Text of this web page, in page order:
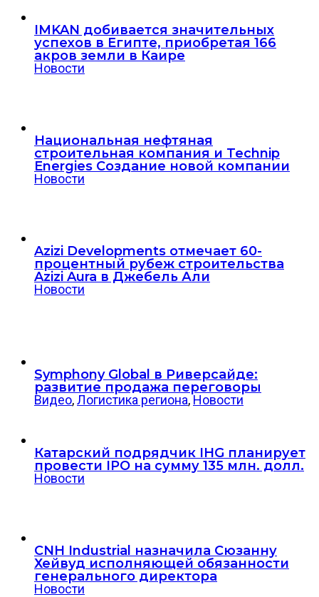
IMKAN добивается значительных
успехов в Египте, приобретая 166
акров земли в Каире
Новости
Национальная нефтяная
строительная компания и Technip
Energies Создание новой компании
Новости
Azizi Developments отмечает 60-
процентный рубеж строительства
Azizi Aura в Джебель Али
Новости
Symphony Global в Риверсайде:
развитие продажа переговоры
Видео,Логистика региона, Новости
Катарский подрядчик IHG планирует
провести IPO на сумму 135 млн. долл.
Новости
CNH Industrial назначила Сюзанну
Хейвуд исполняющей обязанности
генерального директора
Новости